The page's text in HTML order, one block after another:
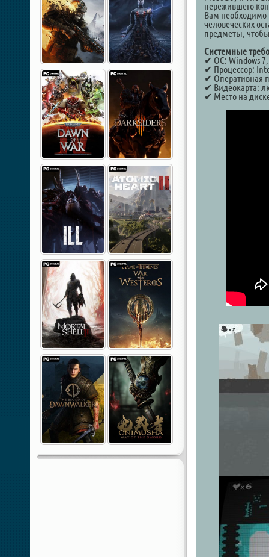
пережившего
Вам необходимо
человеческих
предметы,
Системные
✔ ОС: Windows 7,
✔ Процессор:
✔ Оперативная
✔ Видеокарта:
✔ Место на